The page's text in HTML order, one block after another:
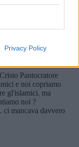
Privacy Policy